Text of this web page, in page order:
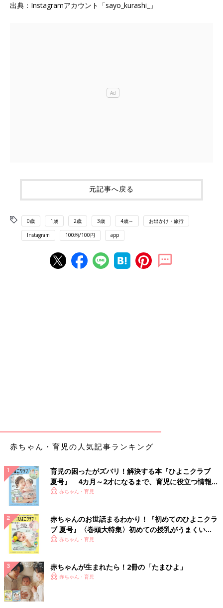
出典：Instagramアカウント「sayo_kurashi_」
元記事へ戻る
0歳 1歳 2歳 3歳 4歳～ お出かけ・旅行
Instagram 100均/100円 app
赤ちゃん・育児の人気記事ランキング
育児の困ったがズバリ！解決する本『ひよこクラブ
夏号』 4カ月～2才になるまで、育児に役立つ情報が
いっぱい！
赤ちゃん・育児
赤ちゃんのお世話まるわかり！『初めてのひよこクラ
ブ 夏号』〈巻頭大特集〉初めての授乳がうまくい
く！ おっぱい・ミルクの基本と夏のトラブル 解決テ
赤ちゃん・育児
赤ちゃんが生まれたら！2冊の「たまひよ」
赤ちゃん・育児